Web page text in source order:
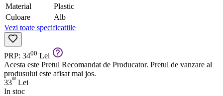
Material
Plastic
Culoare
Alb
Vezi toate specificatiile
PRP: 3400 Lei
Acesta este Pretul Recomandat de Producator. Pretul de vanzare al
produsului este afisat mai jos.
3380 Lei
In stoc